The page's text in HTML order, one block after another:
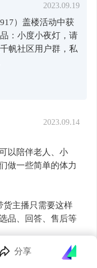
2023.09.19
）盖楼活动中获
：小度小夜灯，请
帆社区用户群，私
2023.09.14
以陪伴老人、小
做一些简单的体力
货主播只需要这样
品、回答、售后等
供准确的养生、提
种信息。
分享